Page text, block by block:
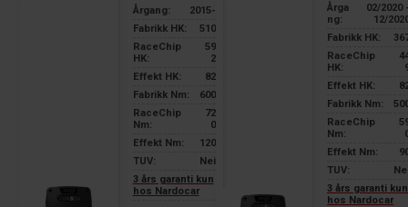
Årgang:
2015-
Fabrikk HK:
510
RaceChip
HK:
59
2
Effekt HK:
82
Fabrikk Nm:
600
RaceChip
Nm:
72
0
Effekt Nm:
120
TUV:
Nei
3 års garanti kun
hos Nardocar
Årga
ng:
02/2020
12/
Fabrikk HK:
RaceChip
HK:
Effekt HK:
Fabrikk Nm:
RaceChip
Nm:
Effekt Nm:
TUV:
3 års garanti kun
hos Nardocar